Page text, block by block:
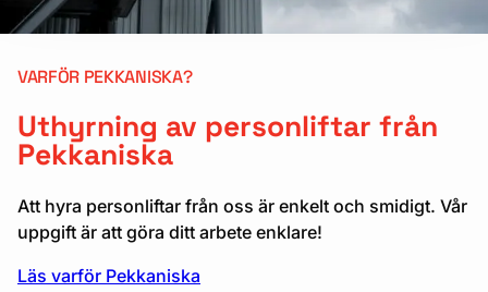
VARFÖR PEKKANISKA?
Uthyrning av personliftar från
Pekkaniska
Att hyra personliftar från oss är enkelt och smidigt. Vår
uppgift är att göra ditt arbete enklare!
Läs varför Pekkaniska